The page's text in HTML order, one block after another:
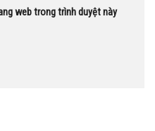
web trong trình duyệt này